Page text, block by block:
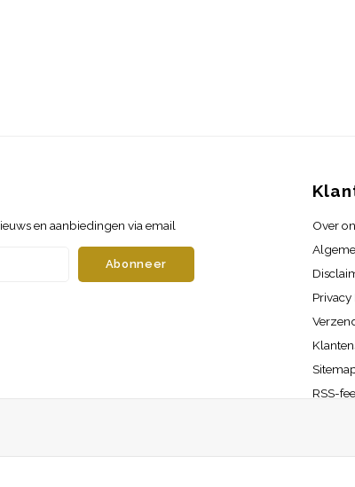
en aanbiedingen via email
Abonneer
Over
Privacy
RSS-